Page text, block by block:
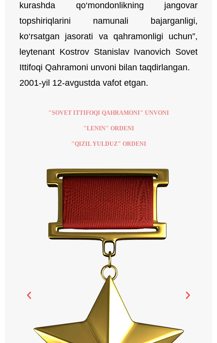
kurashda qo‘mondonlikning jangovar
topshiriqlarini namunali bajarganligi,
ko‘rsatgan jasorati va qahramonligi uchun”,
leytenant Kostrov Stanislav Ivanovich Sovet
Ittifoqi Qahramoni unvoni bilan taqdirlangan.
2001-yil 12-avgustda vafot etgan.
"SOVET ITTIFOQI QAHRAMONI" UNVONI
"LENIN" ORDENI
"QIZIL YULDUZ" ORDENI